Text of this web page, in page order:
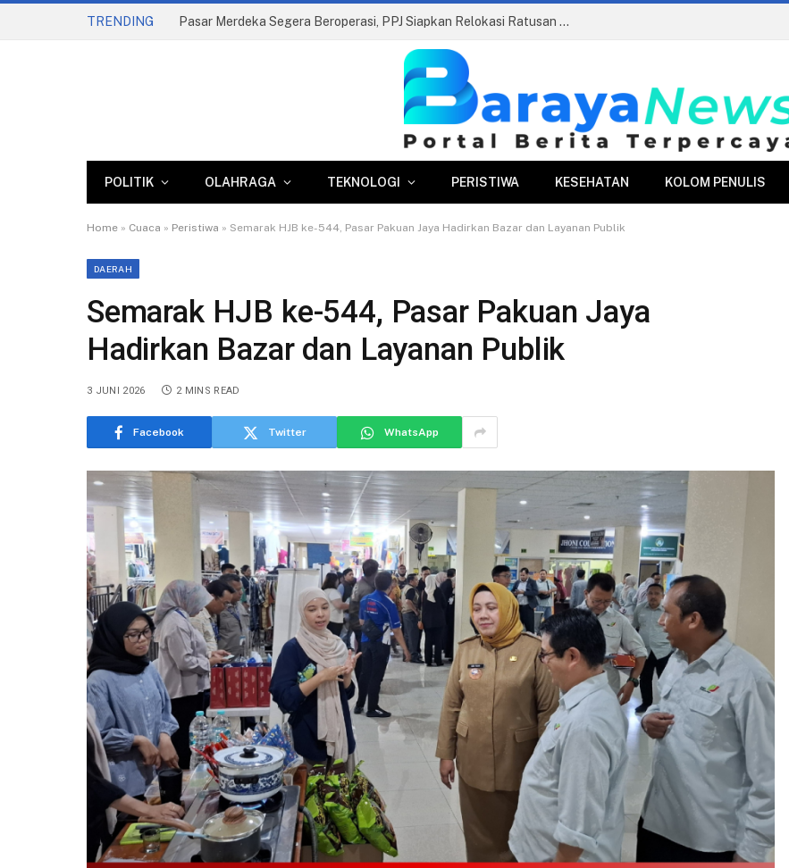
TRENDING Pasar Merdeka Segera Beroperasi, PPJ Siapkan Relokasi Ratusan Pedagang dan PKL
POLITIK OLAHRAGA TEKNOLOGI PERISTIWA KESEHATAN KOLOM PENULIS
Home » Cuaca » Peristiwa » Semarak HJB ke-544, Pasar Pakuan Jaya Hadirkan Bazar dan Layanan Publik
DAERAH
Semarak HJB ke-544, Pasar Pakuan Jaya
Hadirkan Bazar dan Layanan Publik
3 JUNI 2026 2 MINS READ
Facebook Twitter WhatsApp